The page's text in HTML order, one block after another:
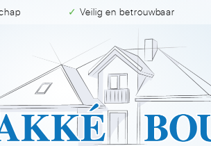
✓ Veilig en betrouwbaar